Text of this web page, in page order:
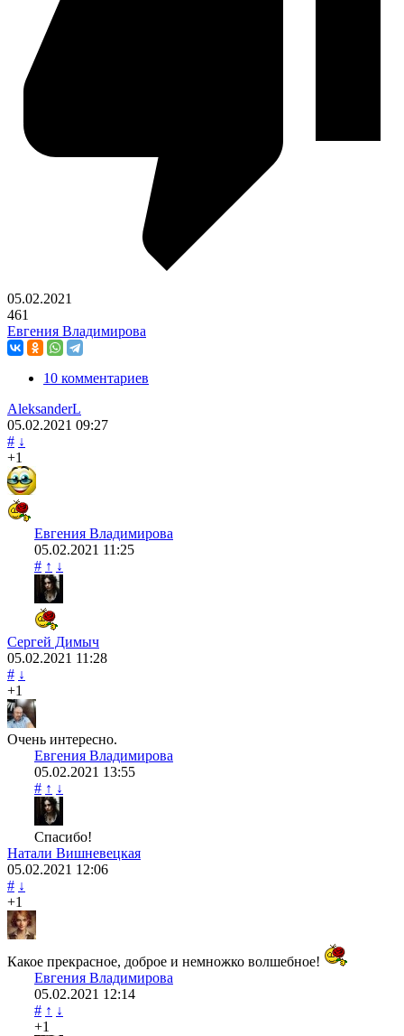
05.02.2021
461
Евгения Владимирова
10 комментариев
AleksanderL
05.02.2021 09:27
# ↓
+1
Евгения Владимирова
05.02.2021 11:25
# ↑ ↓
Сергей Димыч
05.02.2021 11:28
# ↓
+1
Очень интересно.
Евгения Владимирова
05.02.2021 13:55
# ↑ ↓
Спасибо!
Натали Вишневецкая
05.02.2021 12:06
# ↓
+1
Какое прекрасное, доброе и немножко волшебное!
Евгения Владимирова
05.02.2021 12:14
# ↑ ↓
+1